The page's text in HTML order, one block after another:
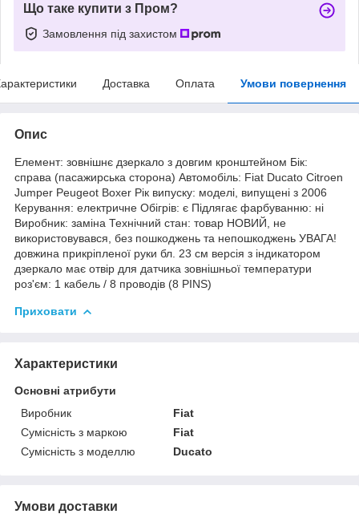
Що таке купити з Пром?
Замовлення під захистом
Доставка Оплата Умови повернення
Опис
Елемент: зовнішнє дзеркало з довгим кронштейном Бік:
справа (пасажирська сторона) Автомобіль: Fiat Ducato Citroen
Jumper Peugeot Boxer Рік випуску: моделі, випущені з 2006
Керування: електричне Обігрів: є Підлягає фарбуванню: ні
Виробник: заміна Технічний стан: товар НОВИЙ, не
використовувався, без пошкоджень та непошкоджень УВАГА!
довжина прикріпленої руки бл. 23 см версія з індикатором
дзеркало має отвір для датчика зовнішньої температури
роз'єм: 1 кабель / 8 проводів (8 PINS)
Приховати
Характеристики
Основні атрибути
Виробник
Fiat
Сумісність з маркою
Fiat
Сумісність з моделлю
Ducato
Умови доставки